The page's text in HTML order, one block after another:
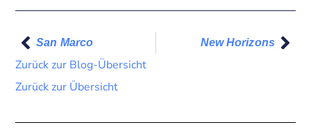
San Marco New Horizons
Zurück zur Blog-Übersicht
Zurück zur Übersicht